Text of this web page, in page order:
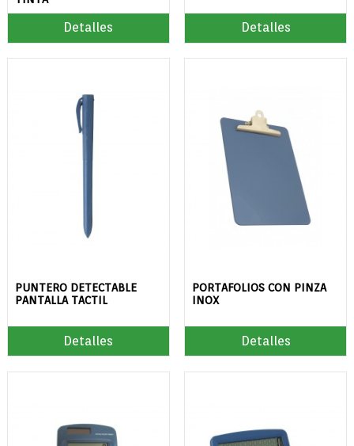
Detalles Detalles
PUNTERO DETECTABLE
PANTALLA TACTIL
Detalles
PORTAFOLIOS CON PINZA
INOX
Detalles